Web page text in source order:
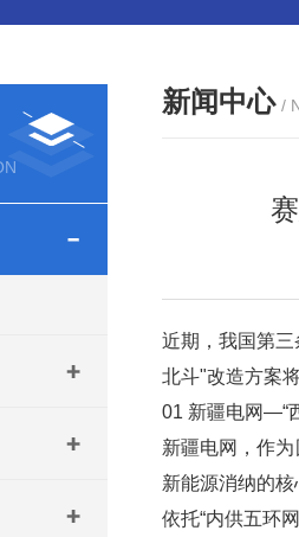
新闻中心 /
近期，我国第
北斗"改造方案
01 新疆电网—“
新疆电网，作
新能源消纳的
依托“内供五环